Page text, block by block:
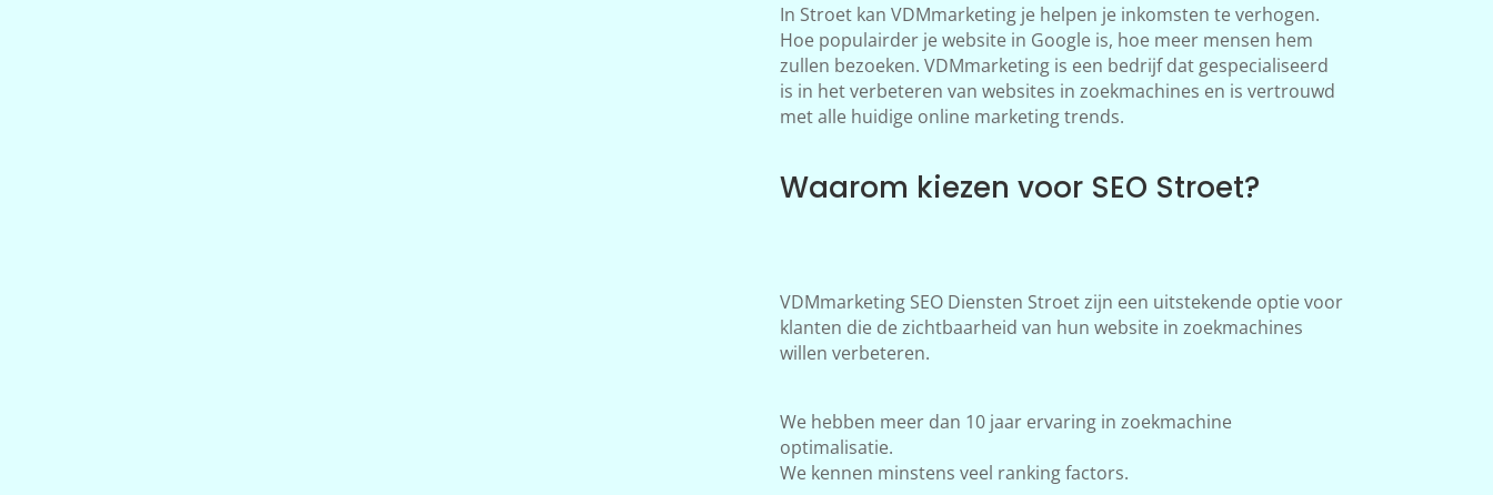
In Stroet kan VDMmarketing je helpen je inkomsten te verhogen.
Hoe populairder je website in Google is, hoe meer mensen hem
zullen bezoeken. VDMmarketing is een bedrijf dat gespecialiseerd
is in het verbeteren van websites in zoekmachines en is vertrouwd
met alle huidige online marketing trends.
Waarom kiezen voor SEO Stroet?
VDMmarketing SEO Diensten Stroet zijn een uitstekende optie voor
klanten die de zichtbaarheid van hun website in zoekmachines
willen verbeteren.
We hebben meer dan 10 jaar ervaring in zoekmachine
optimalisatie.
We kennen minstens veel ranking factors.